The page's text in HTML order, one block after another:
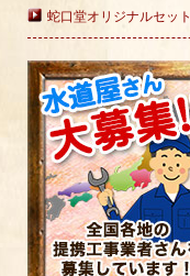
蛇口堂オリジナルセット